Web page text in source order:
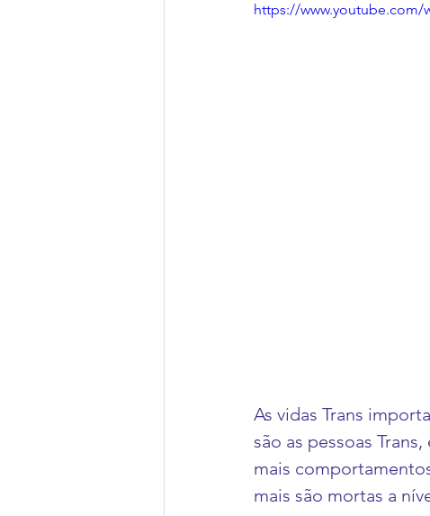
https://www.youtube.com/
As vidas Trans
são as pessoas
mais
mais são mortas a